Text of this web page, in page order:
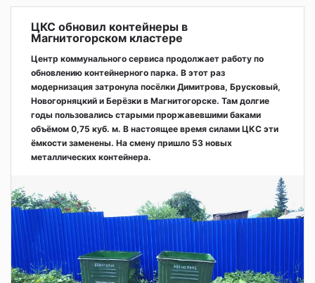
ЦКС обновил контейнеры в
Магнитогорском кластере
Центр коммунального сервиса продолжает работу по
обновлению контейнерного парка. В этот раз
модернизация затронула посёлки Димитрова, Брусковый,
Новогорняцкий и Берёзки в Магнитогорске. Там долгие
годы пользовались старыми проржавевшими баками
объёмом 0,75 куб. м. В настоящее время силами ЦКС эти
ёмкости заменены. На смену пришло 53 новых
металлических контейнера.